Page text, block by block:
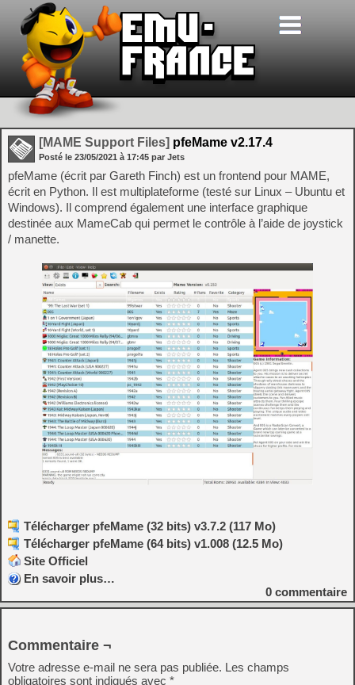
[MAME Support Files] pfeMame v2.17.4
Posté le 23/05/2021 à 17:45 par Jets
pfeMame (écrit par Gareth Finch) est un frontend pour MAME,
écrit en Python. Il est multiplateforme (testé sur Linux – Ubuntu et
Windows). Il comprend également une interface graphique
destinée aux MameCab qui permet le contrôle à l’aide de joystick
/ manette.
Télécharger pfeMame (32 bits) v3.7.2 (117 Mo)
Télécharger pfeMame (64 bits) v1.008 (12.5 Mo)
Site Officiel
En savoir plus…
0 commentaire
Commentaire ¬
Votre adresse e-mail ne sera pas publiée. Les champs
obligatoires sont indiqués avec *